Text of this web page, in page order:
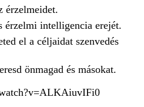
érzelmeidet.
érzelmi intelligencia erejét.
el a céljaidat szenvedés
önmagad és másokat.